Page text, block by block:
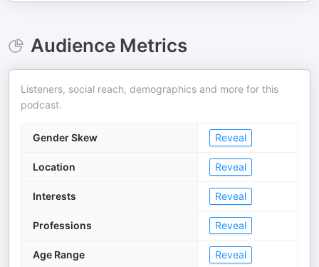
Audience Metrics
Listeners, social reach, demographics and more for this
podcast.
Gender Skew Reveal
Location Reveal
Interests Reveal
Professions Reveal
Age Range Reveal